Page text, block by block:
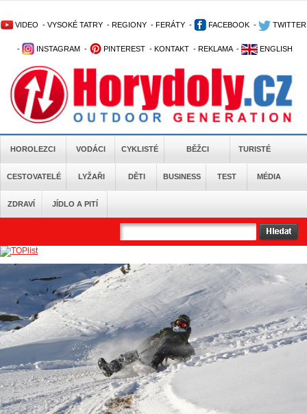
VIDEO - VYSOKÉ TATRY - REGIONY - FERÁTY - FACEBOOK - TWITTER
- INSTAGRAM - PINTEREST - KONTAKT - REKLAMA - ENGLISH
HOROLEZCI VODÁCI CYKLISTÉ BĚŽCI TURISTÉ
CESTOVATELÉ LYŽAŘI DĚTI BUSINESS TEST MÉDIA
ZDRAVÍ JÍDLO A PITÍ